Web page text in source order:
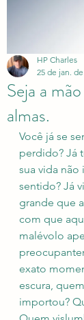
Seja a
almas.
HP Charles
25 de jan.
Você já se
perdido? Já
sua vida não
sentido? Já
grande que
com que
malévolo
exato
escura,
importou?